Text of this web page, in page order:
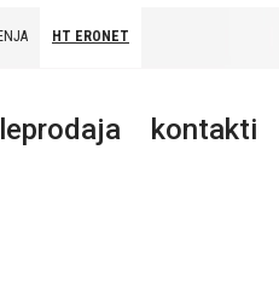
HT ERONET
kontakti